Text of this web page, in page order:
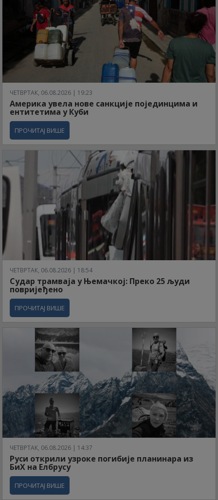
ЧЕТВРТАК, 06.08.2026 | 19:23
Америка увела нове санкције појединцима и
ентитетима у Куби
ПРОЧИТАЈ ВИШЕ
ЧЕТВРТАК, 06.08.2026 | 18:54
Судар трамваја у Њемачкој: Преко 25 људи
повријеђено
ПРОЧИТАЈ ВИШЕ
ЧЕТВРТАК, 06.08.2026 | 14:37
Руси открили узроке погибије планинара из
БиХ на Елбрусу
ПРОЧИТАЈ ВИШЕ